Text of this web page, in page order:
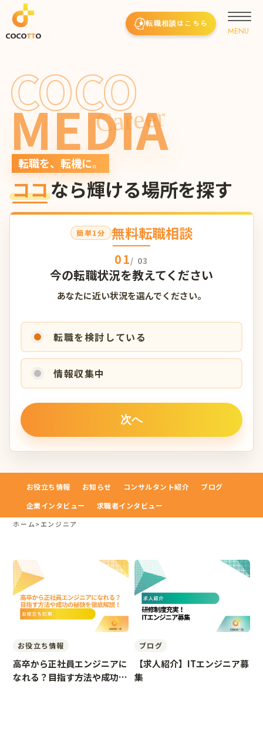
転職相談はこちら
COCO
Career
MEDIA
転職を、転機に。
ココなら輝ける場所を探す
簡単1分 無料転職相談
01/ 03
今の転職状況を教えてください
あなたに近い状況を選んでください。
転職を検討している
情報収集中
お役立ち情報 お知らせ コンサルタント紹介
ブログ
企業インタビュー
求職者インタビュー
ホーム>エンジニア
お役立ち情報
高卒から正社員エンジニアに
なれる？目指す方法や成功の
ブログ
【求人紹介】ITエンジニア募
集